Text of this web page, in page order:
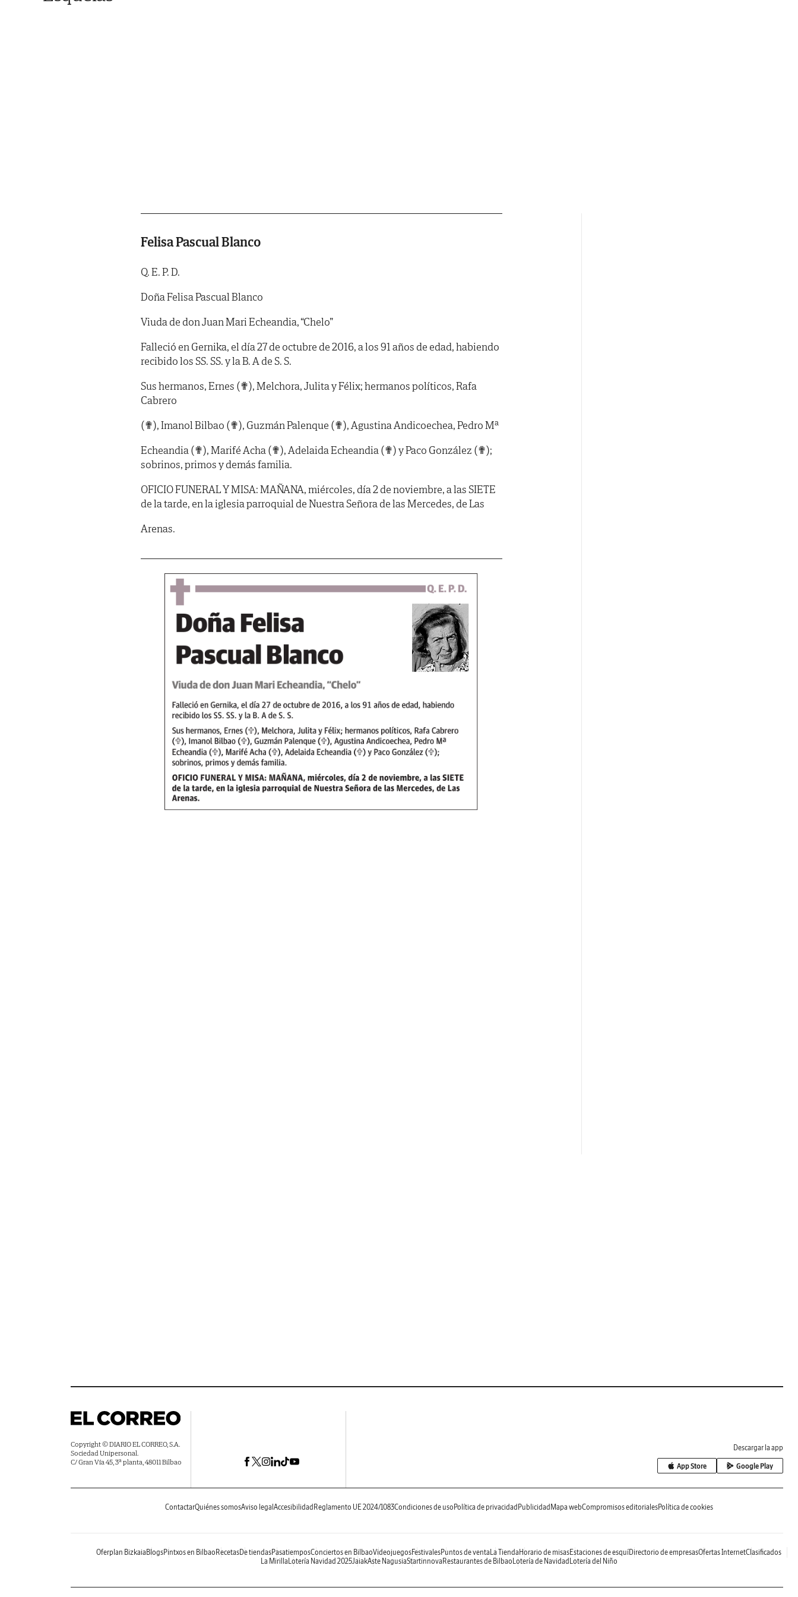
Felisa Pascual Blanco
Q. E. P. D.
Doña Felisa Pascual Blanco
Viuda de don Juan Mari Echeandia, “Chelo”
Falleció en Gernika, el día 27 de octubre de 2016, a los 91 años de edad, habiendo
recibido los SS. SS. y la B. A de S. S.
Sus hermanos, Ernes (✟), Melchora, Julita y Félix; hermanos políticos, Rafa
Cabrero
(✟), Imanol Bilbao (✟), Guzmán Palenque (✟), Agustina Andicoechea, Pedro Mª
Echeandia (✟), Marifé Acha (✟), Adelaida Echeandia (✟) y Paco González (✟);
sobrinos, primos y demás familia.
OFICIO FUNERAL Y MISA: MAÑANA, miércoles, día 2 de noviembre, a las SIETE
de la tarde, en la iglesia parroquial de Nuestra Señora de las Mercedes, de Las
Arenas.
Copyright © DIARIO EL CORREO, S.A.
Sociedad Unipersonal.
C/ Gran Vía 45, 3ª planta, 48011 Bilbao
Descargar la app
App Store Google Play
ContactarQuiénes somosAviso legal Accesibilidad Reglamento UE 2024/1083Condiciones de uso Política de privacidad Publicidad Mapa webCompromisos editorialesPolítica de cookies
Oferplan Bizkaia BlogsPintxos en Bilbao RecetasDe tiendasPasatiemposConciertos en BilbaoVideojuegosFestivalesPuntos de venta La Tienda Horario de misasEstaciones de esquíDirectorio de empresasOfertas InternetClasificados
La Mirilla Lotería Navidad 2025JaiakAste NagusiaStartinnova Restaurantes de Bilbao Lotería de Navidad Lotería del Niño